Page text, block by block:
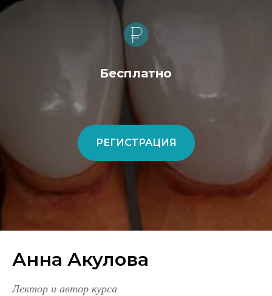
Бесплатно
РЕГИСТРАЦИЯ
Анна Акулова
Лектор и автор курса